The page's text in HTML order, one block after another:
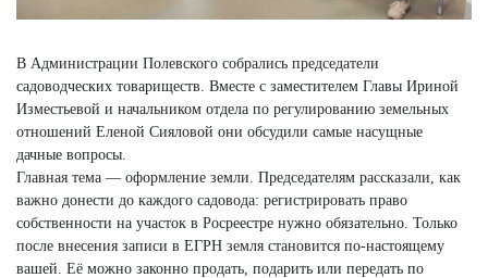
В Администрации Полевского собрались председатели
садоводческих товариществ. Вместе с заместителем Главы Ириной
Изместьевой и начальником отдела по регулированию земельных
отношений Еленой Сияловой они обсудили самые насущные
дачные вопросы.
Главная тема — оформление земли. Председателям рассказали, как
важно донести до каждого садовода: регистрировать право
собственности на участок в Росреестре нужно обязательно. Только
после внесения записи в ЕГРН земля становится по-настоящему
вашей. Её можно законно продать, подарить или передать по